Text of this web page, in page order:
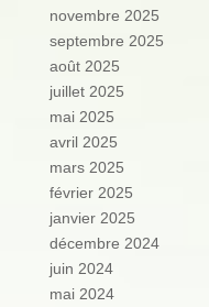
novembre 2025
septembre 2025
août 2025
juillet 2025
mai 2025
avril 2025
mars 2025
février 2025
janvier 2025
décembre 2024
juin 2024
mai 2024